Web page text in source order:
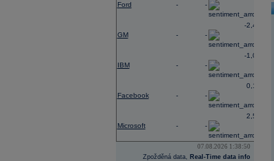
Ford - -
GM - -
-2,49
IBM - -
-1,06
Facebook - -
0,19
Microsoft - -
2,54
07.08.2026 1:38:50
Zpožděná data, Real-Time data info